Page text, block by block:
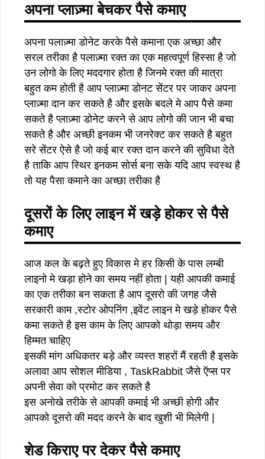
अपना प्लाज़्मा बेचकर पैसे कमाए
अपना पलाज़्मा डोनेट करके पैसे कमाना एक अच्छा और
सरल तरीका है पलाज़्मा रक्त का एक महत्वपूर्ण हिस्सा है जो
उन लोगो के लिए मददगार होता है जिनमे रक्त की मात्रा
बहुत कम होती है आप प्लाज़्मा डोनट सेंटर पर जाकर अपना
प्लाज़्मा दान कर सकते है और इसके बदले मे आप पैसे कमा
सकते है प्लाज़्मा डोनेट करने से आप लोगो की जान भी बचा
सकते है और अच्छी इनकम भी जनरेक्ट कर सकते है बहुत
सरे सेंटर ऐसे है जो कई बार रक्त दान करने की सुविधा देते
है ताकि आप स्थिर इनकम सोर्स बना सके यदि आप स्वस्थ है
तो यह पैसा कमाने का अच्छा तरीका है
दूसरों के लिए लाइन में खड़े होकर से पैसे
कमाए
आज कल के बढ़ते हुए विकास मे हर किसी के पास लम्बी
लाइनो मे खड़ा होने का समय नहीं होता | यही आपकी कमाई
का एक तरीका बन सकता है आप दूसरो की जगह जैसे
सरकारी काम ,स्टोर ओपनिंग ,इवेंट लाइन मे खड़े होकर पैसे
कमा सकते है इस काम के लिए आपको थोड़ा समय और
हिम्मत चाहिए
इसकी मांग अधिकतर बड़े और व्यस्त शहरों मैं रहती है इसके
अलावा आप सोशल मीडिया , TaskRabbit जैसे ऍप्स पर
अपनी सेवा को प्रमोट कर सकते है
इस अनोखे तरीके से आपकी कमाई भी अच्छी होगी और
आपको दूसरो की मदद करने के बाद खुशी भी मिलेगी |
शेड किराए पर देकर पैसे कमाए